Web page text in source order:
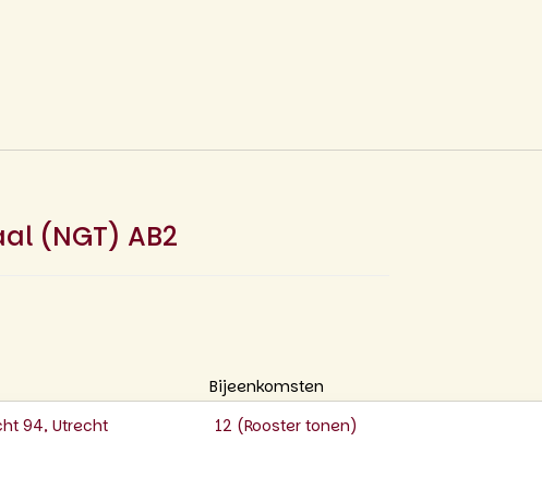
(NGT) AB2
Bijeenkomsten
94, Utrecht 12 (Rooster tonen)